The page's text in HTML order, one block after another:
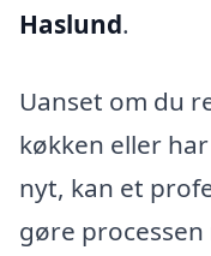
Haslund.
Uanset om du
køkken eller
nyt, kan et
gøre